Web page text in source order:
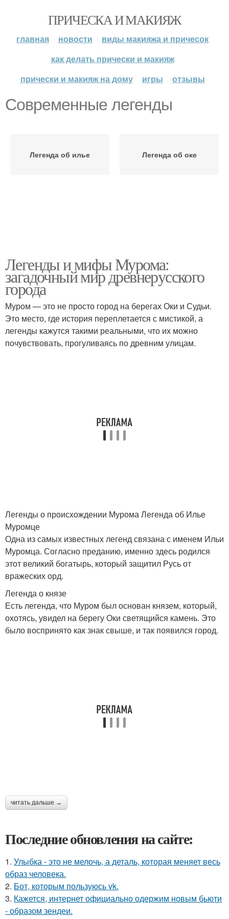
ПРИЧЕСКА И МАКИЯЖ
главная новости
виды макияжа и причесок
как делать прически и макияж
прически и макияж на дому
игры отзывы
Современные легенды
Легенда об илье Легенда об оке
Легенды и мифы Мурома:
загадочный мир древнерусского
города
Муром — это не просто город на берегах Оки и Судьи.
Это место, где история переплетается с мистикой, а
легенды кажутся такими реальными, что их можно
почувствовать, прогуливаясь по древним улицам.
Легенды о происхождении Мурома Легенда об Илье
Муромце
Одна из самых известных легенд связана с именем Ильи
Муромца. Согласно преданию, именно здесь родился
этот великий богатырь, который защитил Русь от
вражеских орд.
Легенда о князе
Есть легенда, что Муром был основан князем, который,
охотясь, увидел на берегу Оки светящийся камень. Это
было воспринято как знак свыше, и так появился город.
читать дальше →
Последние обновления на сайте:
1. Улыбка - это не мелочь, а деталь, которая меняет весь
образ человека.
2. Бот, которым пользуюсь vk.
3. Кажется, интернет официально одержим новым бьюти
- образом зендеи.